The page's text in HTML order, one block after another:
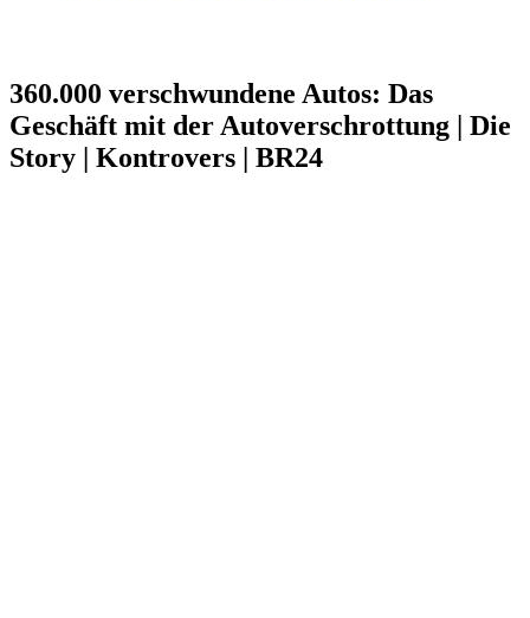
360.000 verschwundene Autos: Das
Geschäft mit der Autoverschrottung | Die
Story | Kontrovers | BR24